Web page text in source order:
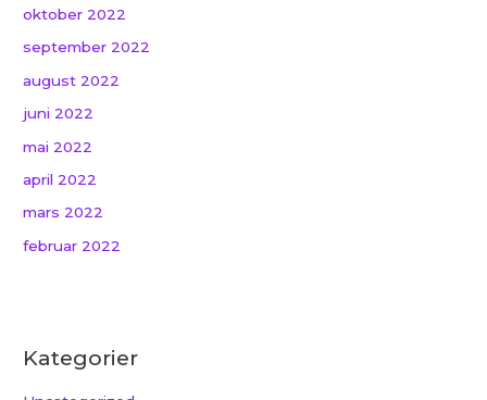
oktober 2022
september 2022
august 2022
juni 2022
mai 2022
april 2022
mars 2022
februar 2022
Kategorier